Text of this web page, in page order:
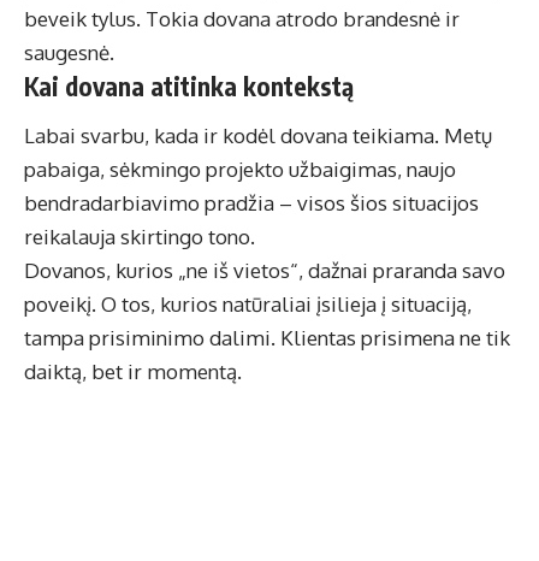
beveik tylus. Tokia dovana atrodo brandesnė ir
saugesnė.
Kai dovana atitinka kontekstą
Labai svarbu, kada ir kodėl dovana teikiama. Metų
pabaiga, sėkmingo projekto užbaigimas, naujo
bendradarbiavimo pradžia – visos šios situacijos
reikalauja skirtingo tono.
Dovanos, kurios „ne iš vietos“, dažnai praranda savo
poveikį. O tos, kurios natūraliai įsilieja į situaciją,
tampa prisiminimo dalimi. Klientas prisimena ne tik
daiktą, bet ir momentą.